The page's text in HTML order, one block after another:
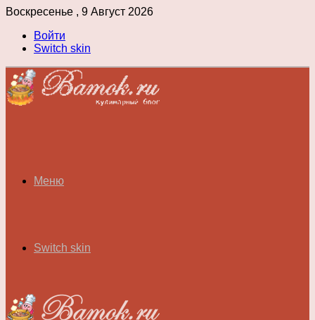
Воскресенье , 9 Август 2026
Войти
Switch skin
Меню
Switch skin